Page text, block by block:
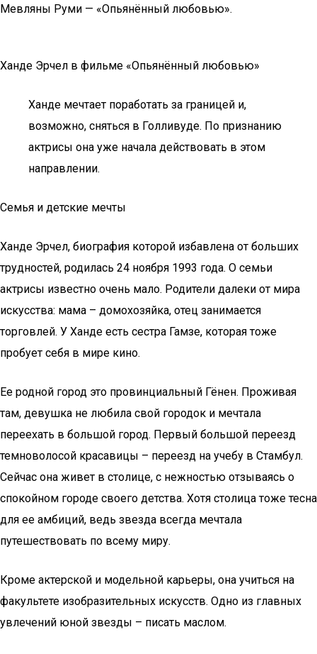
Мевляны Руми — «Опьянённый любовью».
Ханде Эрчел в фильме «Опьянённый любовью»
Ханде мечтает поработать за границей и,
возможно, сняться в Голливуде. По признанию
актрисы она уже начала действовать в этом
направлении.
Семья и детские мечты
Ханде Эрчел, биография которой избавлена от больших
трудностей, родилась 24 ноября 1993 года. О семьи
актрисы известно очень мало. Родители далеки от мира
искусства: мама – домохозяйка, отец занимается
торговлей. У Ханде есть сестра Гамзе, которая тоже
пробует себя в мире кино.
Ее родной город это провинциальный Гёнен. Проживая
там, девушка не любила свой городок и мечтала
переехать в большой город. Первый большой переезд
темноволосой красавицы – переезд на учебу в Стамбул.
Сейчас она живет в столице, с нежностью отзываясь о
спокойном городе своего детства. Хотя столица тоже тесна
для ее амбиций, ведь звезда всегда мечтала
путешествовать по всему миру.
Кроме актерской и модельной карьеры, она учиться на
факультете изобразительных искусств. Одно из главных
увлечений юной звезды – писать маслом.